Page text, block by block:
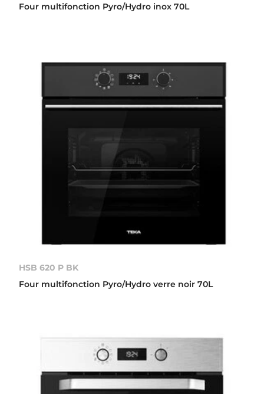
Four multifonction Pyro/Hydro inox 70L
HSB 620 P BK
Four multifonction Pyro/Hydro verre noir 70L